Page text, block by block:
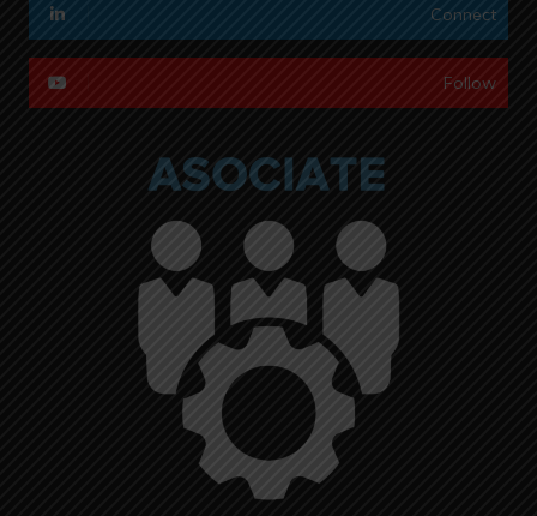
Connect
Follow